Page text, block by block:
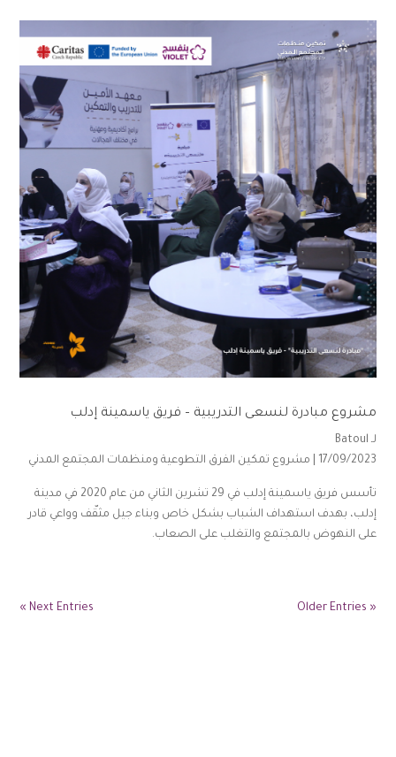
مشروع مبادرة لنسعى التدريبية – فريق ياسمينة إدلب
لـ Batoul
17/09/2023 |
مشروع تمكين الفرق التطوعية ومنظمات المجتمع المدني
تأسس فريق ياسمينة إدلب في 29 تشرين الثاني من عام 2020 في مدينة
إدلب، بهدف استهداف الشباب بشكل خاص وبناء جيل مثقّف وواعي قادر
على النهوض بالمجتمع والتغلب على الصعاب.
« Older Entries
Next Entries »